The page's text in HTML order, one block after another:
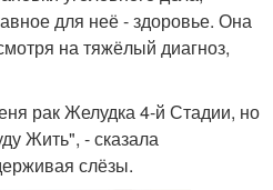
для неё - здоровье. Она
на тяжёлый диагноз,
рак Желудка 4-й Стадии, но
Жить", - сказала
слёзы.